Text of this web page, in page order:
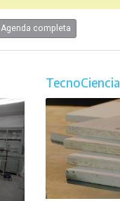
Agenda completa
TecnoCiencia